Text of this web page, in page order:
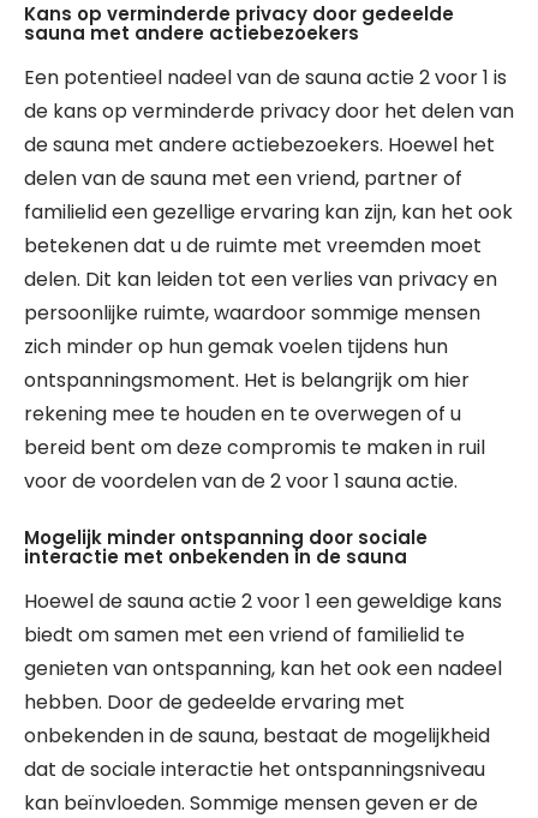
Kans op verminderde privacy door gedeelde
sauna met andere actiebezoekers
Een potentieel nadeel van de sauna actie 2 voor 1 is
de kans op verminderde privacy door het delen van
de sauna met andere actiebezoekers. Hoewel het
delen van de sauna met een vriend, partner of
familielid een gezellige ervaring kan zijn, kan het ook
betekenen dat u de ruimte met vreemden moet
delen. Dit kan leiden tot een verlies van privacy en
persoonlijke ruimte, waardoor sommige mensen
zich minder op hun gemak voelen tijdens hun
ontspanningsmoment. Het is belangrijk om hier
rekening mee te houden en te overwegen of u
bereid bent om deze compromis te maken in ruil
voor de voordelen van de 2 voor 1 sauna actie.
Mogelijk minder ontspanning door sociale
interactie met onbekenden in de sauna
Hoewel de sauna actie 2 voor 1 een geweldige kans
biedt om samen met een vriend of familielid te
genieten van ontspanning, kan het ook een nadeel
hebben. Door de gedeelde ervaring met
onbekenden in de sauna, bestaat de mogelijkheid
dat de sociale interactie het ontspanningsniveau
kan beïnvloeden. Sommige mensen geven er de